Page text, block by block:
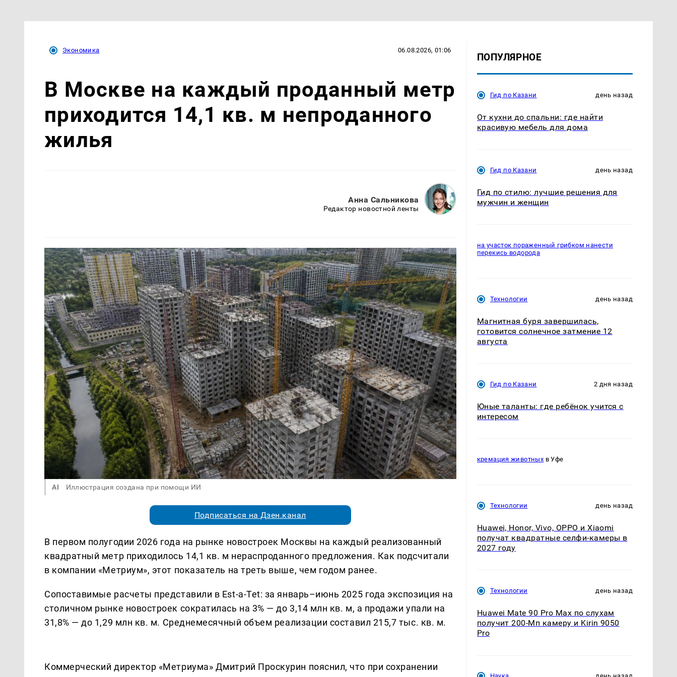
Экономика 06.08.2026, 01:06
В Москве на каждый проданный метр
приходится 14,1 кв. м непроданного
жилья
Анна Сальникова
Редактор новостной ленты
AI Иллюстрация создана при помощи ИИ
Подписаться на Дзен.канал
В первом полугодии 2026 года на рынке новостроек Москвы на каждый реализованный
квадратный метр приходилось 14,1 кв. м нераспроданного предложения. Как подсчитали
в компании «Метриум», этот показатель на треть выше, чем годом ранее.
Сопоставимые расчеты представили в Est-a-Tet: за январь–июнь 2025 года экспозиция на
столичном рынке новостроек сократилась на 3% — до 3,14 млн кв. м, а продажи упали на
31,8% — до 1,29 млн кв. м. Среднемесячный объем реализации составил 215,7 тыс. кв. м.
Коммерческий директор «Метриума» Дмитрий Проскурин пояснил, что при сохранении
ПОПУЛЯРНОЕ
Гид по Казани день назад
От кухни до спальни: где найти
красивую мебель для дома
Гид по Казани день назад
Гид по стилю: лучшие решения для
мужчин и женщин
на участок пораженный грибком нанести
перекись водорода
Технологии день назад
Магнитная буря завершилась,
готовится солнечное затмение 12
августа
Гид по Казани 2 дня назад
Юные таланты: где ребёнок учится с
интересом
кремация животных в Уфе
Технологии день назад
Huawei, Honor, Vivo, OPPO и Xiaomi
получат квадратные селфи-камеры в
2027 году
Технологии день назад
Huawei Mate 90 Pro Max по слухам
получит 200-Мп камеру и Kirin 9050
Pro